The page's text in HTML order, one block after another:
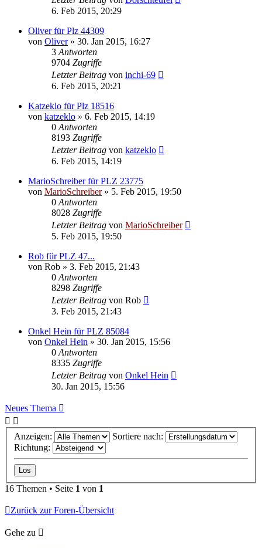
6. Feb 2015, 20:29
Oliver für Plz 44309
von Oliver» 30. Jan 2015, 16:27
3 Antworten
9704 Zugriffe
Letzter Beitrag von inchi-69
6. Feb 2015, 20:21
Katzeklo für Plz 18516
von katzeklo » 6. Feb 2015, 14:19
0 Antworten
8193 Zugriffe
Letzter Beitrag von katzeklo
6. Feb 2015, 14:19
MarioSchreiber für PLZ 23775
von MarioSchreiber» 5. Feb 2015, 19:50
0 Antworten
8028 Zugriffe
Letzter Beitrag von MarioSchreiber
5. Feb 2015, 19:50
Rob für PLZ 47...
von Rob » 3. Feb 2015, 21:43
0 Antworten
8298 Zugriffe
Letzter Beitrag von Rob
3. Feb 2015, 21:43
Onkel Hein für PLZ 85084
von Onkel Hein » 30. Jan 2015, 15:56
0 Antworten
8335 Zugriffe
Letzter Beitrag von Onkel Hein
30. Jan 2015, 15:56
Neues Thema
Anzeigen:
Sortiere nach:
Richtung:
16 Themen • Seite 1 von 1
Zurück zur Foren-Übersicht
Gehe zu